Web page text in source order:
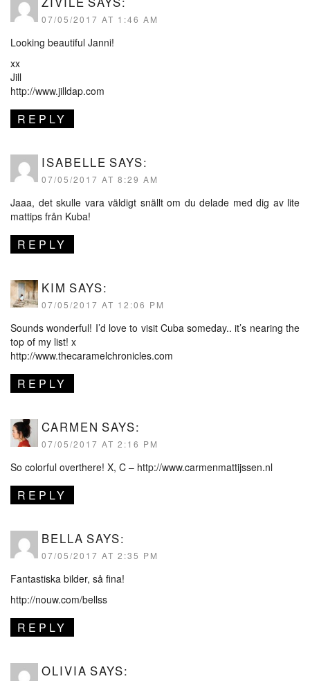
07/05/2017 AT 1:46 AM
Looking beautiful Janni!
xx
Jill
http://www.jilldap.com
REPLY
ISABELLE SAYS:
07/05/2017 AT 8:29 AM
Jaaa, det skulle vara väldigt snällt om du delade med dig av lite
mattips från Kuba!
REPLY
KIM SAYS:
07/05/2017 AT 12:06 PM
Sounds wonderful! I’d love to visit Cuba someday.. it’s nearing the
top of my list! x
http://www.thecaramelchronicles.com
REPLY
CARMEN SAYS:
07/05/2017 AT 2:16 PM
So colorful overthere! X, C – http://www.carmenmattijssen.nl
REPLY
BELLA SAYS:
07/05/2017 AT 2:35 PM
Fantastiska bilder, så fina!
http://nouw.com/bellss
REPLY
OLIVIA SAYS: